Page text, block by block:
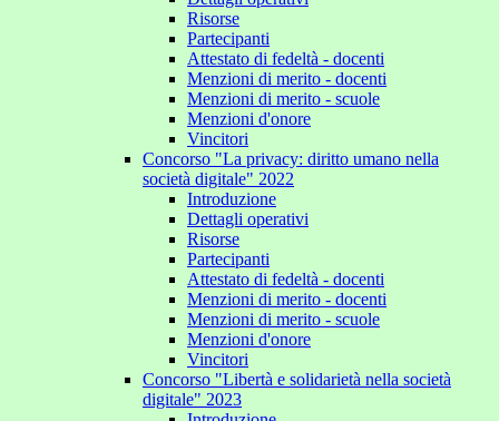
Risorse
Partecipanti
Attestato di fedeltà - docenti
Menzioni di merito - docenti
Menzioni di merito - scuole
Menzioni d'onore
Vincitori
Concorso "La privacy: diritto umano nella
società digitale" 2022
Introduzione
Dettagli operativi
Risorse
Partecipanti
Attestato di fedeltà - docenti
Menzioni di merito - docenti
Menzioni di merito - scuole
Menzioni d'onore
Vincitori
Concorso "Libertà e solidarietà nella società
digitale" 2023